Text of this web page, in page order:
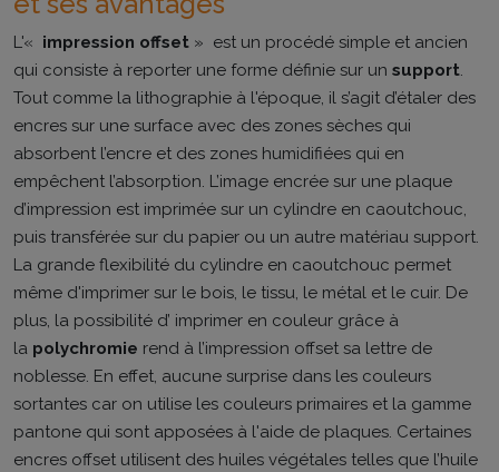
L'« impression offset » est un procédé simple et ancien
qui consiste à reporter une forme définie sur un support.
Tout comme la lithographie à l'époque, il s’agit d’étaler des
encres sur une surface avec des zones sèches qui
absorbent l’encre et des zones humidifiées qui en
empêchent l’absorption. L’image encrée sur une plaque
d’impression est imprimée sur un cylindre en caoutchouc,
puis transférée sur du papier ou un autre matériau support.
La grande flexibilité du cylindre en caoutchouc permet
même d'imprimer sur le bois, le tissu, le métal et le cuir. De
plus, la possibilité d’ imprimer en couleur grâce à
la polychromie rend à l’impression offset sa lettre de
noblesse. En effet, aucune surprise dans les couleurs
sortantes car on utilise les couleurs primaires et la gamme
pantone qui sont apposées à l'aide de plaques. Certaines
encres offset utilisent des huiles végétales telles que l’huile